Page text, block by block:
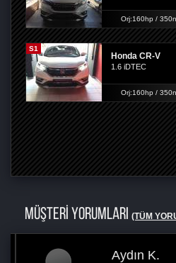
Orj:160hp /
S1
Honda CR-V
1.6 iDTEC
Orj:160hp /
MÜŞTERİ YORUMLARI (TÜM
Aydın K.